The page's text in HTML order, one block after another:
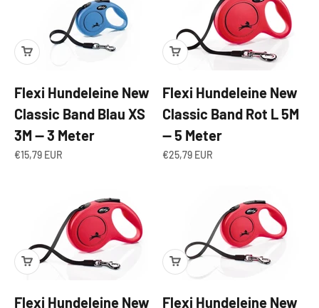
Flexi Hundeleine New
Classic Band Blau XS
3M — 3 Meter
Angebot
€15,79 EUR
Flexi Hundeleine New
Classic Band Rot L 5M
— 5 Meter
Angebot
€25,79 EUR
Flexi Hundeleine New
Flexi Hundeleine New